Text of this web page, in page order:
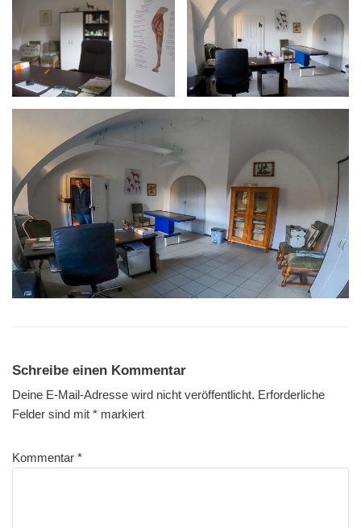
Schreibe einen Kommentar
Deine E-Mail-Adresse wird nicht veröffentlicht. Erforderliche
Felder sind mit * markiert
Kommentar *